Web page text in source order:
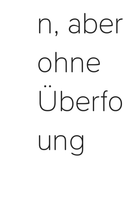
n,
ohne
ung